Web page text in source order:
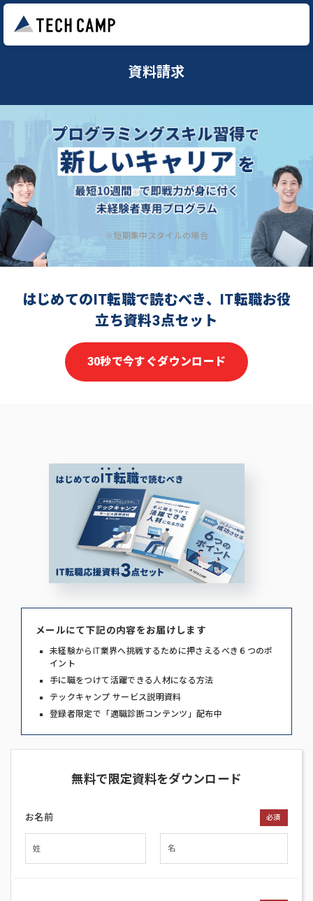
資料請求
※短期集中スタイルの場合
はじめてのIT転職で読むべき、IT転職お役
立ち資料3点セット
30秒で今すぐダウンロード
メールにて下記の内容をお届けします
未経験からIT業界へ挑戦するために押さえるべき６つのポ
イント
手に職をつけて活躍できる人材になる方法
テックキャンプ サービス説明資料
登録者限定で「適職診断コンテンツ」配布中
無料で限定資料をダウンロード
お名前 必須